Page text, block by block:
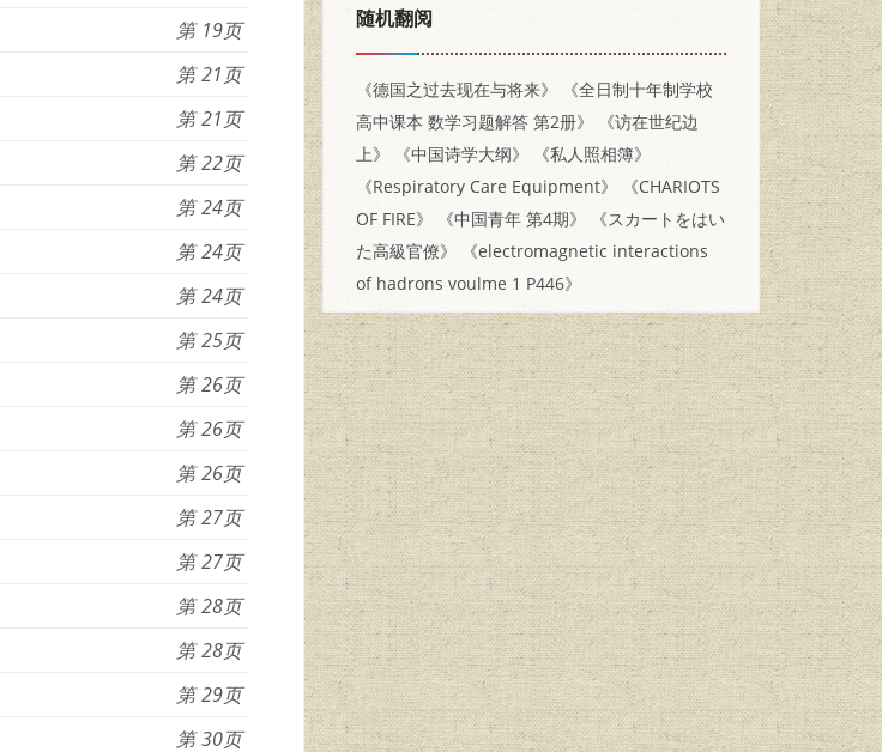
19
21
21
22
24
24
24
25
26
26
26
27
27
28
28
29
30
随机翻阅
《德国之过去现在与将来》
《全日制十年制学校
高中课本 数学习题解答 第2册》
《访在世纪边
上》
《中国诗学大纲》
《私人照相簿》
《Respiratory Care Equipment》
《CHARIOTS
OF FIRE》
《中国青年 第4期》
《スカートをはい
た高級官僚》
《electromagnetic interactions
of hadrons voulme 1 P446》